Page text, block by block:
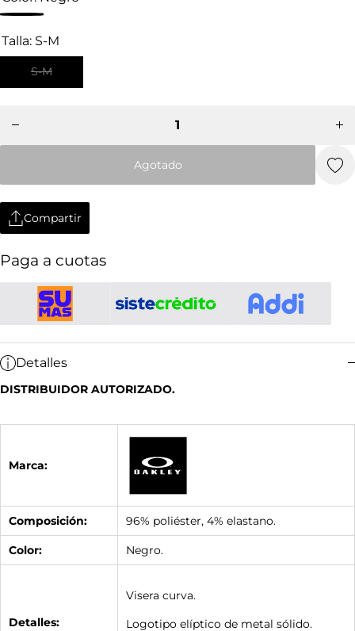
Talla: S-M
S-M
Agotado
Compartir
Paga a cuotas
Detalles
DISTRIBUIDOR AUTORIZADO.
Marca:
Composición: 96% poliéster, 4% elastano.
Color: Negro.
Detalles:
Visera curva.
Logotipo elíptico de metal sólido.